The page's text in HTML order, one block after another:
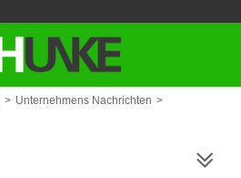
> Unternehmens Nachrichten >